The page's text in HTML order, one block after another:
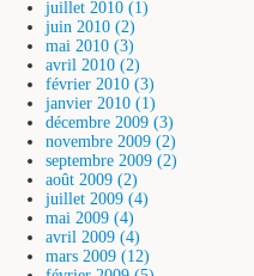
juillet 2010 (1)
juin 2010 (2)
mai 2010 (3)
avril 2010 (2)
février 2010 (3)
janvier 2010 (1)
décembre 2009 (3)
novembre 2009 (2)
septembre 2009 (2)
août 2009 (2)
juillet 2009 (4)
mai 2009 (4)
avril 2009 (4)
mars 2009 (12)